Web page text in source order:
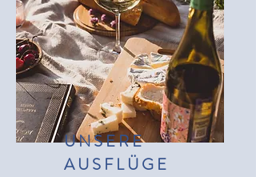
UNSERE
AUSFLÜGE